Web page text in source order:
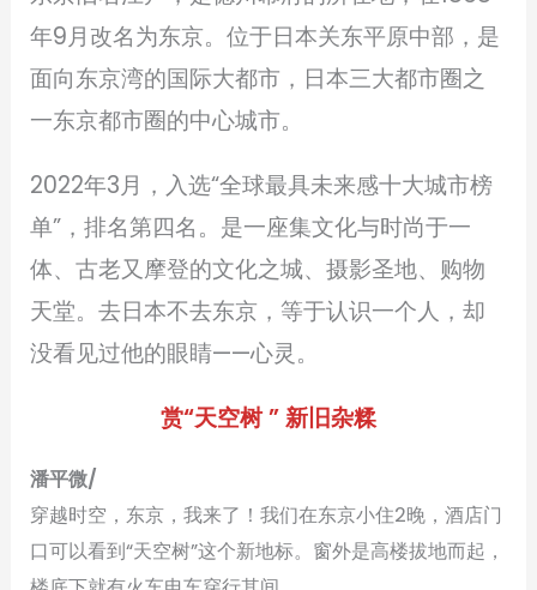
年9月改名为东京。位于日本关东平原中部，是
面向东京湾的国际大都市，日本三大都市圈之
一东京都市圈的中心城市。
2022年3月，入选“全球最具未来感十大城市榜
单”，排名第四名。是一座集文化与时尚于一
体、古老又摩登的文化之城、摄影圣地、购物
天堂。去日本不去东京，等于认识一个人，却
没看见过他的眼睛——心灵。
赏“天空树 ” 新旧杂糅
潘平微/
穿越时空，东京，我来了！我们在东京小住2晚，酒店门
口可以看到“天空树”这个新地标。窗外是高楼拔地而起，